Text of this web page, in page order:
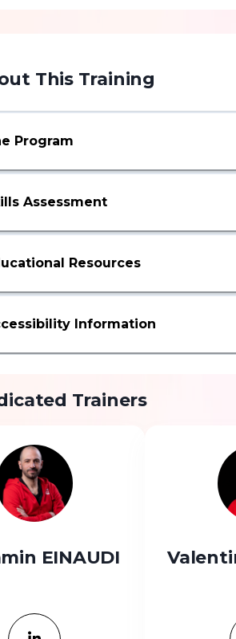
This Training
Program
Assessment
Resources
Information
Trainers
EINAUDI